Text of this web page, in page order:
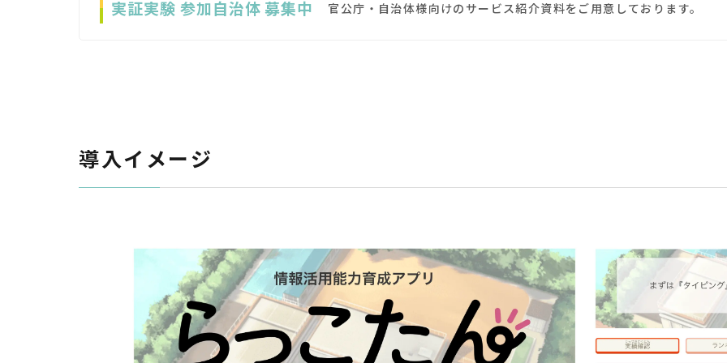
実証実験 参加自治体 募集中 官公庁・自治体様向けのサービス紹介資料をご用意しております。
導入イメージ